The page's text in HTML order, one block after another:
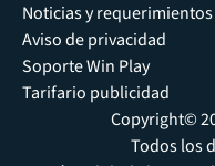
Noticias y
Aviso de privacidad
Soporte Win Play
Tarifario publicidad
Copyright©
Todos los